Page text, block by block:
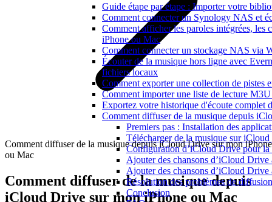
Guide étape par étape : Importer votre
Comment connecter un Synology NAS et
Comment afficher les paroles intégrées,
iPhone ou Mac
Comment connecter un stockage NAS via
Écouter de la musique hors ligne avec
fichiers locaux
Comment exporter une collection de
Comment importer une liste de lecture
Exportez votre historique d'écoute complet
Comment diffuser de la musique depuis
Premiers pas : Installation des
Télécharger de la musique sur
Configuration d’iCloud Drive pour
Ajouter des chansons d’iCloud
Ajouter des chansons d’iCloud Drive
Résolution des problèmes de diffusion
Conclusion
Comment diffuser de la musique depuis iCloud Drive sur mon iPhone
ou Mac
Comment diffuser de la musique depuis
iCloud Drive sur mon iPhone ou Mac